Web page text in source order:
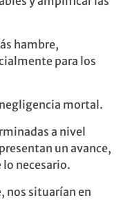
hambre,
para los
mortal.
a nivel
un avance,
necesario.
nos situarían en